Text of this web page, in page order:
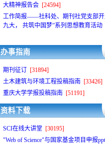
大精神报告会 [24594]
工作简报——社科处、期刊社党支部开
九大， 共筑中国梦”系列思想教育活动
办事指南
期刊征订
[31894]
土木建筑与环境工程投稿指南 [33426]
重庆大学学报投稿指南 [51191]
资料下载
SCI在线大讲堂 [30195]
"Web of Science"与国家基金项目申报ppt